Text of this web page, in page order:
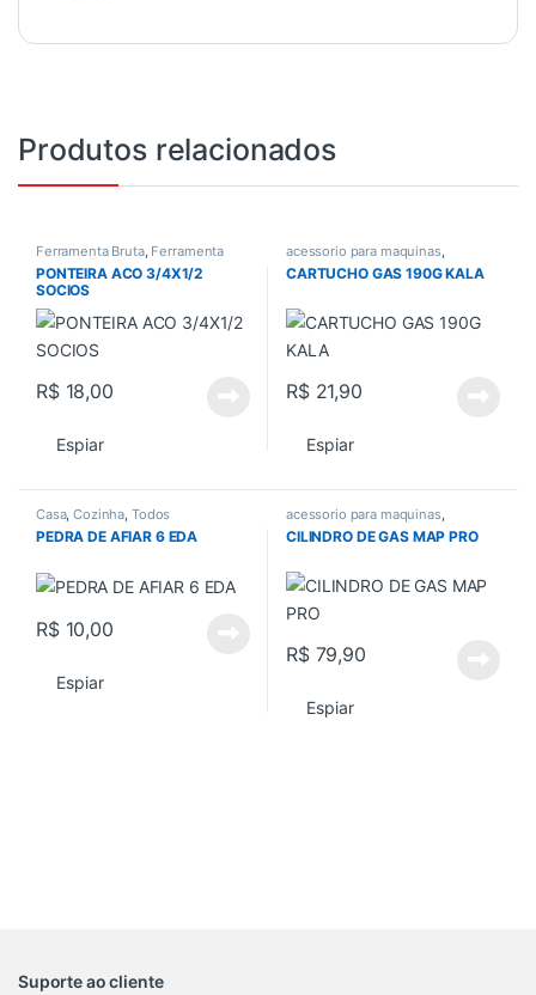
Produtos relacionados
Ferramenta Bruta, Ferramenta
manual,Ferramentas,
Ferramentas em Geral, Todos
PONTEIRA ACO 3/4X1/2
SOCIOS
R$18,00
Espiar
acessorio para maquinas,
Acessorios gerais, Todos
CARTUCHO GAS 190G KALA
R$21,90
Espiar
Casa,Cozinha Todos
PEDRA DE AFIAR 6 EDA
R$10,00
Espiar
acessorio para maquinas,
Acessorios gerais Todos
CILINDRO DE GAS MAP PRO
R$79,90
Espiar
Suporte ao cliente